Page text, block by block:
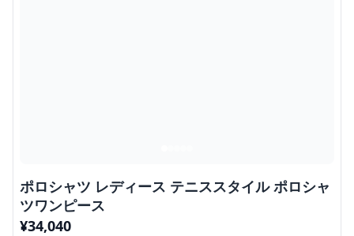
ポロシャツ レディース テニススタイル ポロシャ
ツワンピース
¥34,040